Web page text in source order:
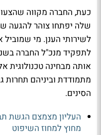
כעת, החברה מקווה
שלה יפתחו צוהר להגעה
לשירותי הענן. מי
לתפקיד מנכ"ל החברה
אותה מבחינה טכנולוגית
מתמודדת וביניהם תחרות
הסינים.
העליון מצמצם הגשת
מחוץ למחוז השיפוט